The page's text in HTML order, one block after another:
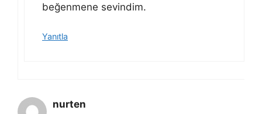
beğenmene sevindim.
Yanıtla
nurten